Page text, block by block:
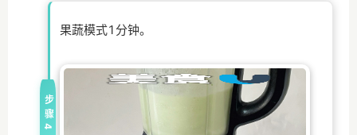
果蔬模式1分钟。
步骤4